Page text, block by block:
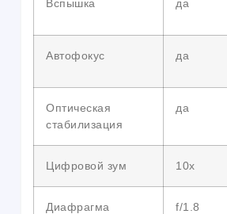
Вспышка да
Автофокус да
Оптическая
стабилизация
да
Цифровой зум 10x
Диафрагма
f/1.8